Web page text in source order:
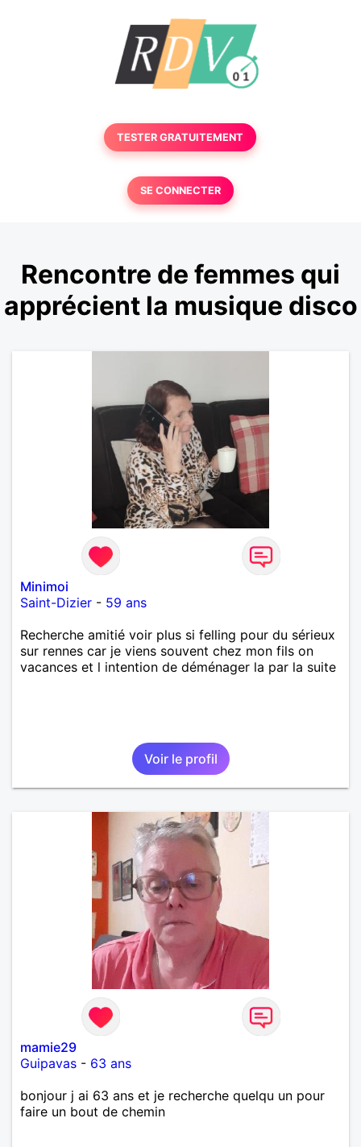
TESTER GRATUITEMENT
SE CONNECTER
Rencontre de femmes qui
apprécient la musique disco
Minimoi
Saint-Dizier - 59 ans
Recherche amitié voir plus si felling pour du sérieux
sur rennes car je viens souvent chez mon fils on
vacances et l intention de déménager la par la suite
Voir le profil
mamie29
Guipavas - 63 ans
bonjour j ai 63 ans et je recherche quelqu un pour
faire un bout de chemin